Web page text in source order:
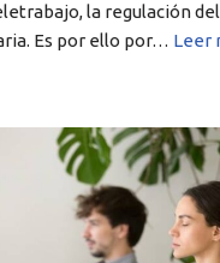
la regulación
Es por ello por… Leer